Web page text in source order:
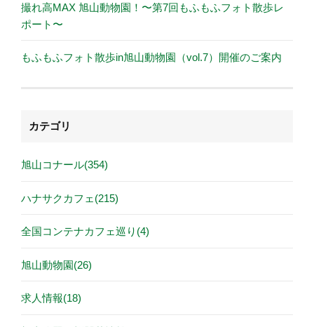
撮れ高MAX 旭山動物園！〜第7回もふもふフォト散歩レ
ポート〜
もふもふフォト散歩in旭山動物園（vol.7）開催のご案内
カテゴリ
旭山コナール(354)
ハナサクカフェ(215)
全国コンテナカフェ巡り(4)
旭山動物園(26)
求人情報(18)